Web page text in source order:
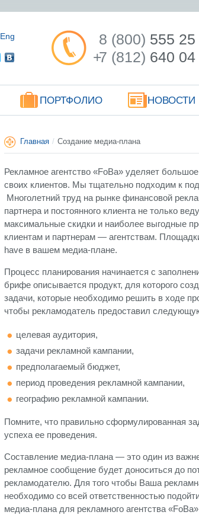
Eng 8 (800) 555 25
+7 (812) 640 04
ПОРТФОЛИО НОВОСТИ
Главная / Создание медиа-плана
Рекламное агентство «FoBa» уделяет
своих клиентов. Мы тщательно подходим к
Многолетний труд на рынке финансовой
партнера и постоянного клиента не только
максимальные скидки и наиболее выгодные
клиентам и партнерам — агентствам.
have в вашем медиа-плане.
Процесс планирования начинается с
брифе описывается продукт, для которого
задачи, которые необходимо решить в ходе
чтобы рекламодатель предоставил
целевая аудитория,
задачи рекламной кампании,
предполагаемый бюджет,
период проведения рекламной кампании,
географию рекламной кампании.
Помните, что правильно сформулированная
успеха ее проведения.
Составление медиа-плана — это один из
рекламное сообщение будет доноситься до
рекламодателю. Для того чтобы Ваша
необходимо со всей ответственностью
медиа-плана для рекламного агентства